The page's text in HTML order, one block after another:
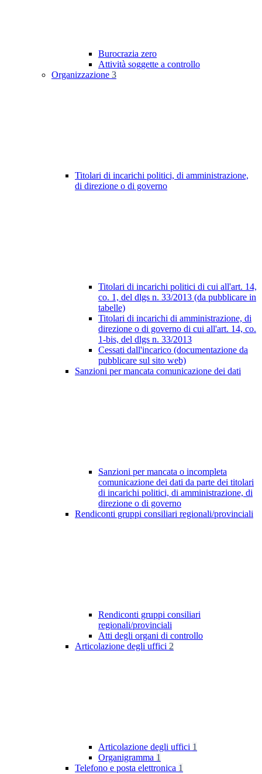
Burocrazia zero
Attività soggette a controllo
Organizzazione 3
Titolari di incarichi politici, di amministrazione,
di direzione o di governo
Titolari di incarichi politici di cui all'art. 14,
co. 1, del dlgs n. 33/2013 (da pubblicare in
tabelle)
Titolari di incarichi di amministrazione, di
direzione o di governo di cui all'art. 14, co.
1-bis, del dlgs n. 33/2013
Cessati dall'incarico (documentazione da
pubblicare sul sito web)
Sanzioni per mancata comunicazione dei dati
Sanzioni per mancata o incompleta
comunicazione dei dati da parte dei titolari
di incarichi politici, di amministrazione, di
direzione o di governo
Rendiconti gruppi consiliari regionali/provinciali
Rendiconti gruppi consiliari
regionali/provinciali
Atti degli organi di controllo
Articolazione degli uffici 2
Articolazione degli uffici 1
Organigramma 1
Telefono e posta elettronica 1